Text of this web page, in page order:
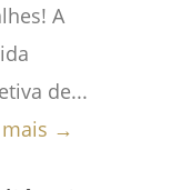
A
de...
mais →